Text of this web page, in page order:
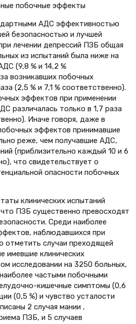
побочные эффекты
АДС эффективностью
безопасностью и лучшей
лечении депрессий ПЗБ общая
из испытаний была ниже на
(9,8 % и 14,2 %
возникавших побочных
(2,5 % и 7,1 % соответственно).
эффектов при применении
различалась только в 1,7 раза
Иначе говоря, даже в
эффектов принимавшие
реже, чем получавшие АДС,
(приблизительно каждый 10 и 6
что свидетельствует о
опасности побочных
клинических испытаний
ПЗБ существенно превосходят
Среди наиболее
наблюдавшихся при
отметить случаи преходящей
имевшие клинических
исследовании на 3250 больных,
частыми побочными
кишечные симптомы (0,6
(0,5 %) и чувство усталости
2 случая мании ,
ПЗБ, и 5 случаев